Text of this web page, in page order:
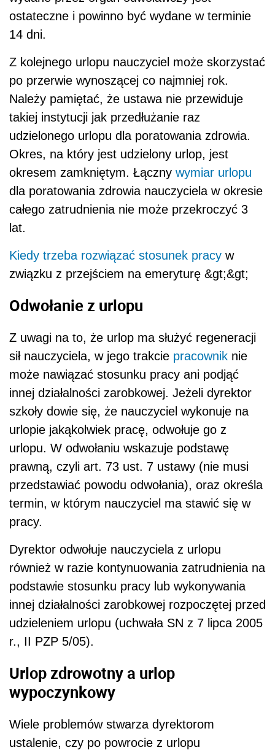
ostateczne i powinno być wydane w terminie
14 dni.
Z kolejnego urlopu nauczyciel może skorzystać
po przerwie wynoszącej co najmniej rok.
Należy pamiętać, że ustawa nie przewiduje
takiej instytucji jak przedłużanie raz
udzielonego urlopu dla poratowania zdrowia.
Okres, na który jest udzielony urlop, jest
okresem zamkniętym. Łączny wymiar urlopu
dla poratowania zdrowia nauczyciela w okresie
całego zatrudnienia nie może przekroczyć 3
lat.
Kiedy trzeba rozwiązać stosunek pracy w
związku z przejściem na emeryturę &gt;&gt;
Odwołanie z urlopu
Z uwagi na to, że urlop ma służyć regeneracji
sił nauczyciela, w jego trakcie pracownik nie
może nawiązać stosunku pracy ani podjąć
innej działalności zarobkowej. Jeżeli dyrektor
szkoły dowie się, że nauczyciel wykonuje na
urlopie jakąkolwiek pracę, odwołuje go z
urlopu. W odwołaniu wskazuje podstawę
prawną, czyli art. 73 ust. 7 ustawy (nie musi
przedstawiać powodu odwołania), oraz określa
termin, w którym nauczyciel ma stawić się w
pracy.
Dyrektor odwołuje nauczyciela z urlopu
również w razie kontynuowania zatrudnienia na
podstawie stosunku pracy lub wykonywania
innej działalności zarobkowej rozpoczętej przed
udzieleniem urlopu (uchwała SN z 7 lipca 2005
r., II PZP 5/05).
Urlop zdrowotny a urlop
wypoczynkowy
Wiele problemów stwarza dyrektorom
ustalenie, czy po powrocie z urlopu